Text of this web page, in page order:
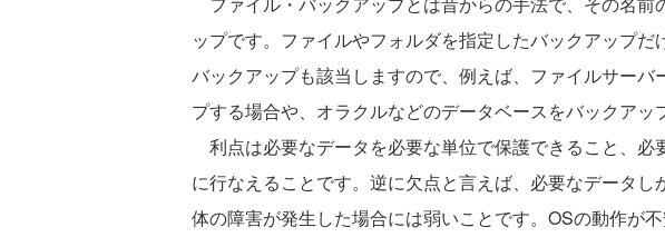
ップです。ファイルやフォルダを指定したバックアップ
バックアップも該当しますので、例えば、ファイルサーバ
プする場合や、オラクルなどのデータベースをバックアッ
利点は必要なデータを必要な単位で保護できること、必
に行なえることです。逆に欠点と言えば、必要なデータし
体の障害が発生した場合には弱いことです。OSの動作が